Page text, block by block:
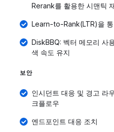
Rerank를 활용한 시맨틱
Learn-to-Rank(LTR)을
DiskBBQ: 벡터 메모리 사
색 속도 유지
보안
인시던트 대응 및 경고 라
크플로우
엔드포인트 대응 조치